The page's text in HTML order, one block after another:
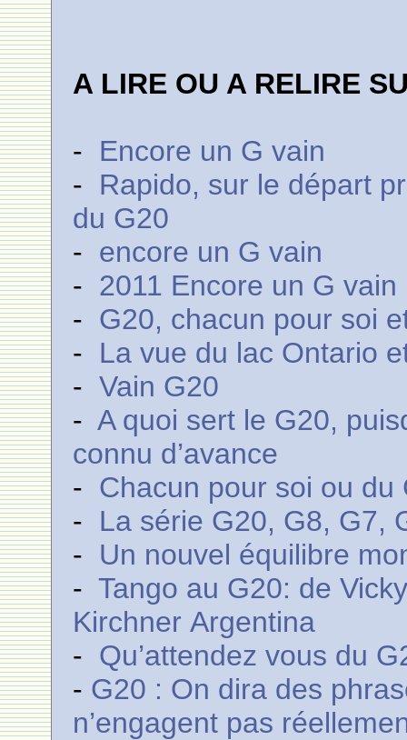
A LIRE OU A RELIRE
- Encore un G vain
- Rapido, sur le départ
du G20
- encore un G vain
- 2011 Encore un G vain
- G20, chacun pour soi
- La vue du lac Ontario
- Vain G20
- A quoi sert le G20,
connu d’avance
- Chacun pour soi ou du
- La série G20, G8, G7,
- Un nouvel équilibre
- Tango au G20: de
Kirchner Argentina
- Qu’attendez vous du
- G20 : On dira des
n’engagent pas